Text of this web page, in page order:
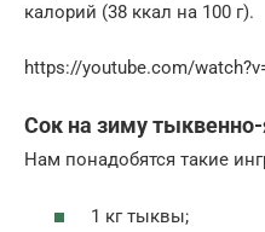
калорий (38 ккал на 100 г).
https://youtube.com/
Сок на зиму
Нам понадобятся такие
1 кг тыквы;